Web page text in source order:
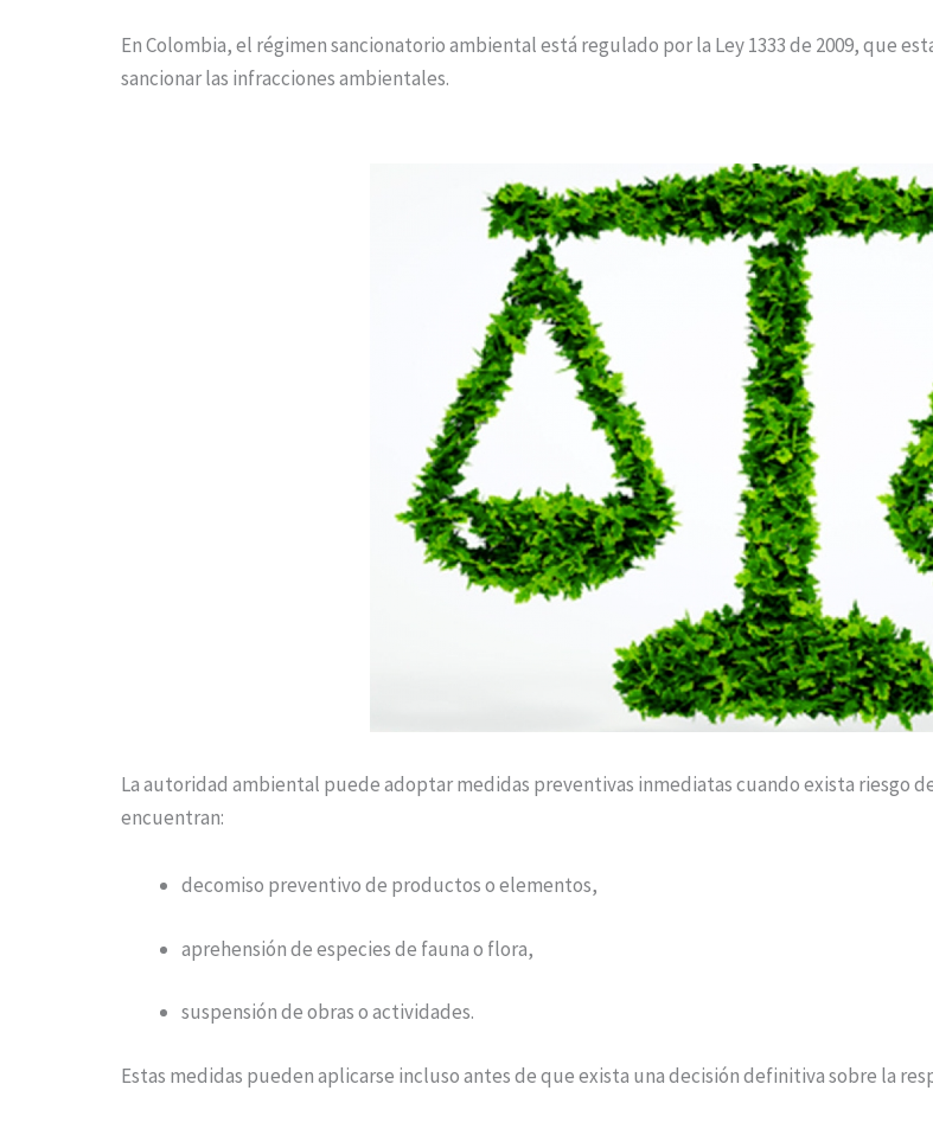
En Colombia, el régimen sancionatorio ambiental está regulado por la Ley 1333 de 2009, que
sancionar las infracciones ambientales.
La autoridad ambiental puede adoptar medidas preventivas inmediatas cuando exista riesgo
encuentran:
decomiso preventivo de productos o elementos,
aprehensión de especies de fauna o flora,
suspensión de obras o actividades.
Estas medidas pueden aplicarse incluso antes de que exista una decisión definitiva sobre la